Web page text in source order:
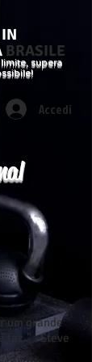
BRASILE
supera
Accedi
um grande
faz." - Steve